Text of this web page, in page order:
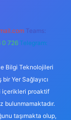
Teams:
0 726 Telegram:
Bilgi Teknolojileri
Yer Sağlayıcı
içerikleri proaktif
bulunmamaktadır.
taşımakta olup,